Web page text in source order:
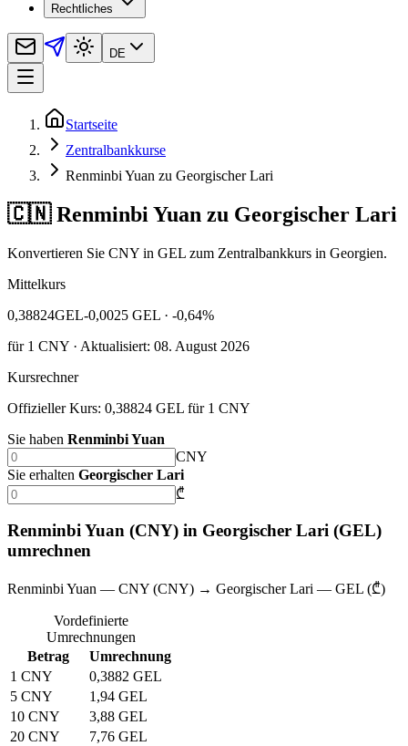
Rechtliches
DE
Startseite
Zentralbankkurse
Renminbi Yuan zu Georgischer Lari
🇨🇳 Renminbi Yuan zu Georgischer Lari
Konvertieren Sie CNY in GEL zum Zentralbankkurs in Georgien.
Mittelkurs
0,38824GEL-0,0025 GEL · -0,64%
für1 CNY · Aktualisiert: 08. August 2026
Kursrechner
Offizieller Kurs: 0,38824 GEL für 1 CNY
Sie haben Renminbi Yuan
CNY
Sie erhalten Georgischer Lari
₾
Renminbi Yuan (CNY) in Georgischer Lari (GEL)
umrechnen
Renminbi Yuan — CNY (CNY) → Georgischer Lari — GEL (₾)
Vordefinierte
Umrechnungen
Betrag
Umrechnung
1 CNY
0,3882 GEL
5 CNY
1,94 GEL
10 CNY
3,88 GEL
20 CNY
7,76 GEL